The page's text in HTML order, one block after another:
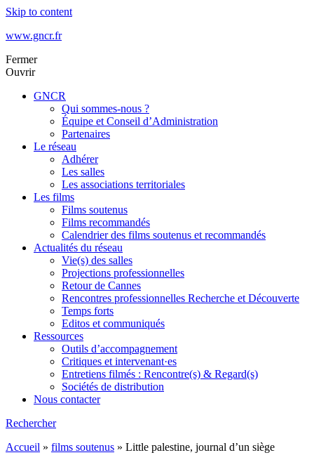
Skip to content
www.gncr.fr
Fermer
Ouvrir
GNCR
Qui sommes-nous ?
Équipe et Conseil d’Administration
Partenaires
Le réseau
Adhérer
Les salles
Les associations territoriales
Les films
Films soutenus
Films recommandés
Calendrier des films soutenus et recommandés
Actualités du réseau
Vie(s) des salles
Projections professionnelles
Retour de Cannes
Rencontres professionnelles Recherche et Découverte
Temps forts
Editos et communiqués
Ressources
Outils d’accompagnement
Critiques et intervenant·es
Entretiens filmés : Rencontre(s) & Regard(s)
Sociétés de distribution
Nous contacter
Rechercher
Accueil » films soutenus » Little palestine, journal d’un siège